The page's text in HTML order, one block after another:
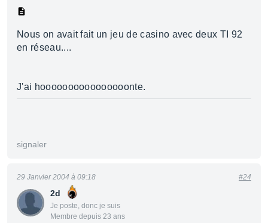
Nous on avait fait un jeu de casino avec deux TI 92
en réseau....
J'ai hoooooooooooooooonte.
signaler
2d
Je poste, donc je suis
Membre depuis 23 ans
29 Janvier 2004 à 09:18 #24